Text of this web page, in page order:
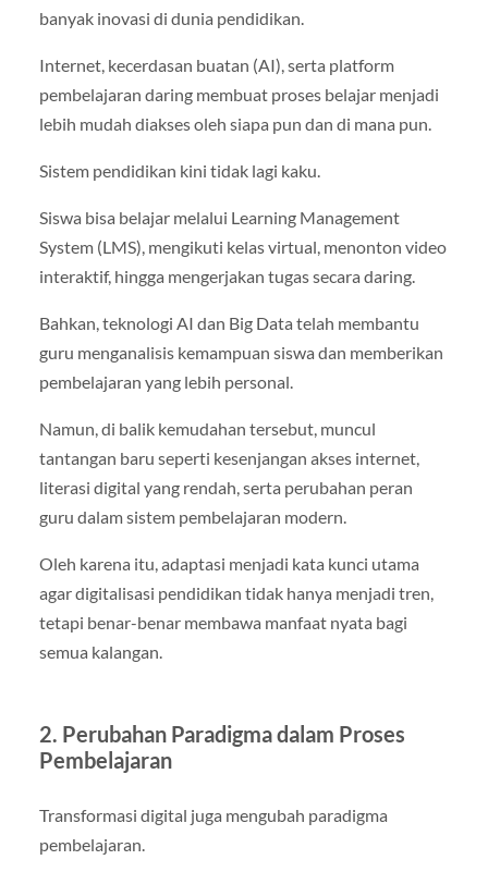
banyak inovasi di dunia pendidikan.
Internet, kecerdasan buatan (AI), serta platform
pembelajaran daring membuat proses belajar menjadi
lebih mudah diakses oleh siapa pun dan di mana pun.
Sistem pendidikan kini tidak lagi kaku.
Siswa bisa belajar melalui Learning Management
System (LMS), mengikuti kelas virtual, menonton video
interaktif, hingga mengerjakan tugas secara daring.
Bahkan, teknologi AI dan Big Data telah membantu
guru menganalisis kemampuan siswa dan memberikan
pembelajaran yang lebih personal.
Namun, di balik kemudahan tersebut, muncul
tantangan baru seperti kesenjangan akses internet,
literasi digital yang rendah, serta perubahan peran
guru dalam sistem pembelajaran modern.
Oleh karena itu, adaptasi menjadi kata kunci utama
agar digitalisasi pendidikan tidak hanya menjadi tren,
tetapi benar-benar membawa manfaat nyata bagi
semua kalangan.
2. Perubahan Paradigma dalam Proses
Pembelajaran
Transformasi digital juga mengubah paradigma
pembelajaran.